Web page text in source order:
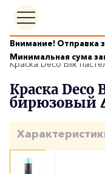
Внимание! Отправка
Минимальная сума
Краски аэрозольные
Краска Deco Blik
Краска Deco
бирюзовый